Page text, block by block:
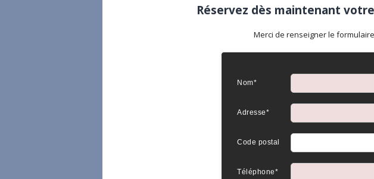
Réservez dès maintenant
Merci de renseigner le
Nom*
Adresse*
Code postal
Téléphone*